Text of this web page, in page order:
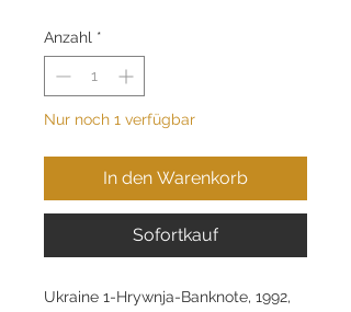
Anzahl *
Nur noch 1 verfügbar
In den Warenkorb
Sofortkauf
Ukraine 1-Hrywnja-Banknote, 1992,